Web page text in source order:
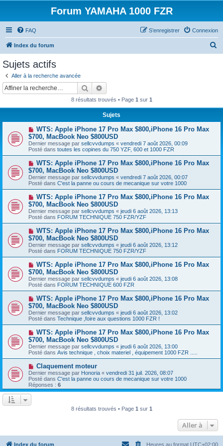
Forum YAMAHA 1000 FZR
FAQ Connexion
S’enregistrer
Index du forum
Sujets actifs
Aller à la recherche avancée
Rechercher
8 résultats trouvés • Page 1 sur 1
Sujets
N
o
u
v
e
a
u
m
e
s
a
g
e
WTS: Apple iPhone 17 Pro Max $800,iPhone 16 Pro Max
$700, MacBook Neo $800USD
Dernier message par sellcvvdumps « vendredi 7 août 2026, 00:09
Posté dans toutes les copines du 750 YZF, 600 et 1000 FZR
N
o
u
v
e
a
u
m
e
s
a
g
e
WTS: Apple iPhone 17 Pro Max $800,iPhone 16 Pro Max
$700, MacBook Neo $800USD
Dernier message par sellcvvdumps « vendredi 7 août 2026, 00:07
Posté dans C'est la panne ou cours de mecanique sur votre 1000
N
o
u
v
e
a
u
m
e
s
a
g
e
WTS: Apple iPhone 17 Pro Max $800,iPhone 16 Pro Max
$700, MacBook Neo $800USD
Dernier message par sellcvvdumps « jeudi 6 août 2026, 13:13
Posté dans FORUM TECHNIQUE 750 FZR/YZF
N
o
u
v
e
a
u
m
e
s
a
g
e
WTS: Apple iPhone 17 Pro Max $800,iPhone 16 Pro Max
$700, MacBook Neo $800USD
Dernier message par sellcvvdumps « jeudi 6 août 2026, 13:12
Posté dans FORUM TECHNIQUE 750 FZR/YZF
N
o
u
v
e
a
u
m
e
s
a
g
e
WTS: Apple iPhone 17 Pro Max $800,iPhone 16 Pro Max
$700, MacBook Neo $800USD
Dernier message par sellcvvdumps « jeudi 6 août 2026, 13:08
Posté dans FORUM TECHNIQUE 600 FZR
N
o
u
v
e
a
u
m
e
s
a
g
e
WTS: Apple iPhone 17 Pro Max $800,iPhone 16 Pro Max
$700, MacBook Neo $800USD
Dernier message par sellcvvdumps « jeudi 6 août 2026, 13:02
Posté dans Technique ,foire aux questions 1000 FZR !
N
o
u
v
e
a
u
m
e
s
s
WTS: Apple iPhone 17 Pro Max $800,iPhone 16 Pro Max
$700, MacBook Neo $800USD
Dernier message par sellcvvdumps « jeudi 6 août 2026, 13:00
Posté dans Avis technique , choix materiel , équipement 1000 FZR .....
N
o
u
v
e
g
e
Claquement moteur
Dernier message par Honoria « vendredi 31 juil. 2026, 08:07
Posté dans C'est la panne ou cours de mecanique sur votre 1000
Réponses : 6
8 résultats trouvés • Page 1 sur 1
Aller à
Index du forum Heures au format UTC+02:00